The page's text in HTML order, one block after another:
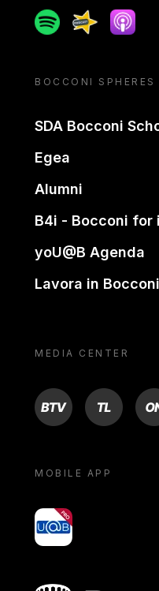
SpotifySpreaker
Apple
BOCCONI SPHERES
SDA Bocconi
Egea
Alumni
B4i - Bocconi for
yoU@B Agenda
Lavora in Bocconi
MEDIA CENTER
BTV TL ON
MOBILE APP
yoU@B